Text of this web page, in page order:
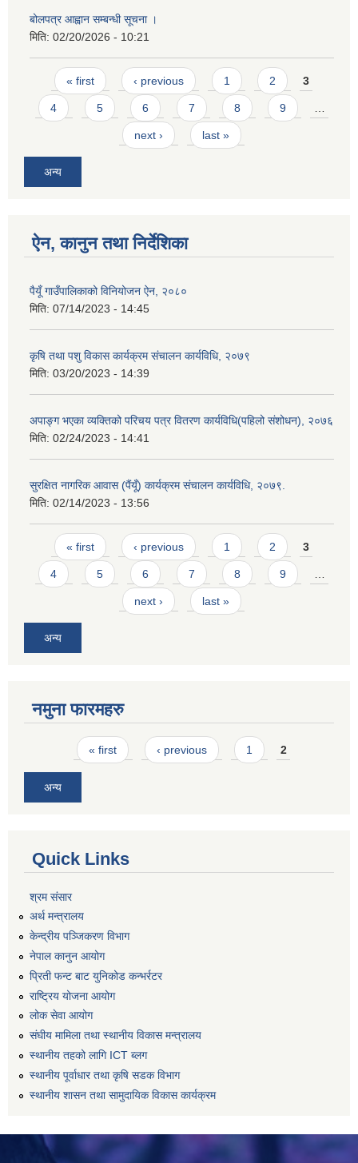
बोलपत्र आह्वान सम्बन्धी सूचना ।
मिति: 02/20/2026 - 10:21
Pages
« first ‹ previous 1 2 3
4 5 6 7 8 9
next › last »
अन्य
ऐन, कानुन तथा निर्देशिका
पैयूँ गाउँपालिकाको विनियोजन ऐन, २०८०
मिति: 07/14/2023 - 14:45
कृषि तथा पशु विकास कार्यक्रम संचालन कार्यविधि, २०७९
मिति: 03/20/2023 - 14:39
अपाङ्ग भएका व्यक्तिको परिचय पत्र वितरण कार्यविधि(पहिलो संशोधन), २०७६
मिति: 02/24/2023 - 14:41
सुरक्षित नागरिक आवास (पैंयूँ) कार्यक्रम संचालन कार्यविधि, २०७९.
मिति: 02/14/2023 - 13:56
Pages
« first ‹ previous 1 2 3
4 5 6 7 8 9
next › last »
अन्य
नमुना फारमहरु
Pages« first ‹ previous 1 2
अन्य
Quick Links
श्रम संसार
अर्थ मन्त्रालय
केन्द्रीय पञ्जिकरण विभाग
नेपाल कानुन आयोग
प्रिती फन्ट बाट युनिकोड कन्भर्रटर
राष्ट्रिय योजना आयोग
लोक सेवा आयोग
संघीय मामिला तथा स्थानीय विकास मन्त्रालय
स्थानीय तहको लागि ICT ब्लग
स्थानीय पूर्वाधार तथा कृषि सडक विभाग
स्थानीय शासन तथा सामुदायिक विकास कार्यक्रम